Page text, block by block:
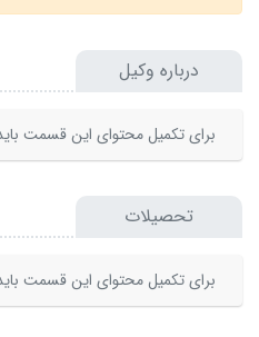
درباره وکیل
برای تکمیل محتوای این قسمت
تحصیلات
برای تکمیل محتوای این قسمت